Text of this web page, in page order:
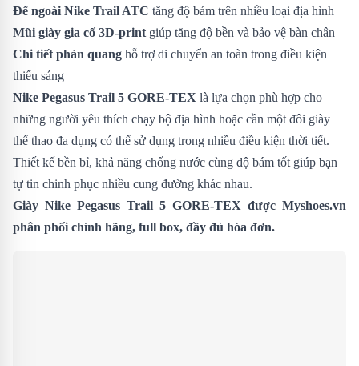
Đế ngoài Nike Trail ATC tăng độ bám trên nhiều loại địa hình
Mũi giày gia cố 3D-print giúp tăng độ bền và bảo vệ bàn chân
Chi tiết phản quang hỗ trợ di chuyển an toàn trong điều kiện
thiếu sáng
Nike Pegasus Trail 5 GORE-TEX là lựa chọn phù hợp cho
những người yêu thích chạy bộ địa hình hoặc cần một đôi giày
thể thao đa dụng có thể sử dụng trong nhiều điều kiện thời tiết.
Thiết kế bền bỉ, khả năng chống nước cùng độ bám tốt giúp bạn
tự tin chinh phục nhiều cung đường khác nhau.
Giày Nike Pegasus Trail 5 GORE-TEX được Myshoes.vn
phân phối chính hãng, full box, đầy đủ hóa đơn.